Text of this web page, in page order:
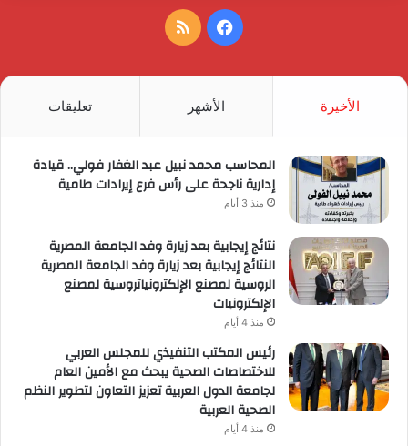
فيسبوكملخص
الأخيرة الأشهر تعليقات
المحاسب محمد نبيل عبد الغفار فولي.. قيادة
إدارية ناجحة على رأس فرع إيرادات طامية
منذ 3 أيام
نتائج إيجابية بعد زيارة وفد الجامعة المصرية
النتائج إيجابية بعد زيارة وفد الجامعة المصرية
الروسية لمصنع الإلكترونياتروسية لمصنع
الإلكترونيات
منذ 4 أيام
رئيس المكتب التنفيذي للمجلس العربي
للاختصاصات الصحية يبحث مع الأمين العام
لجامعة الدول العربية تعزيز التعاون لتطوير النظم
الصحية العربية
منذ 4 أيام